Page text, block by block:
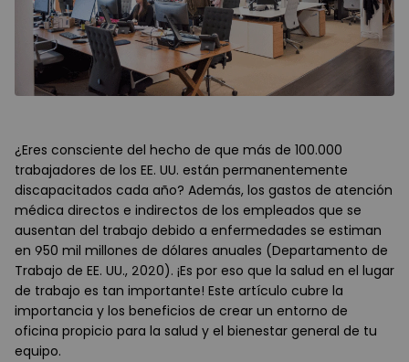
¿Eres consciente del hecho de que más de 100.000
trabajadores de los EE. UU. están permanentemente
discapacitados cada año? Además, los gastos de atención
médica directos e indirectos de los empleados que se
ausentan del trabajo debido a enfermedades se estiman
en 950 mil millones de dólares anuales (Departamento de
Trabajo de EE. UU., 2020). ¡Es por eso que la salud en el lugar
de trabajo es tan importante! Este artículo cubre la
importancia y los beneficios de crear un entorno de
oficina propicio para la salud y el bienestar general de tu
equipo.